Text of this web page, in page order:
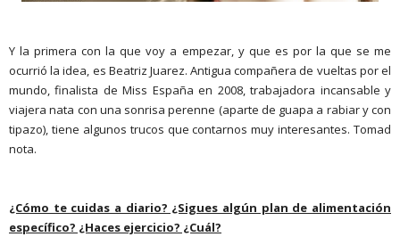
Y la primera con la que voy a empezar, y que es por la que se me
ocurrió la idea, es Beatriz Juarez. Antigua compañera de vueltas por el
mundo, finalista de Miss España en 2008, trabajadora incansable y
viajera nata con una sonrisa perenne (aparte de guapa a rabiar y con
tipazo), tiene algunos trucos que contarnos muy interesantes. Tomad
nota.
¿Cómo te cuidas a diario? ¿Sigues algún plan de alimentación
específico? ¿Haces ejercicio? ¿Cuál?